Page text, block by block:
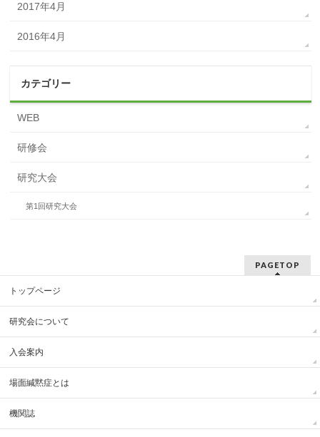
2017年4月
2016年4月
カテゴリー
WEB
研修会
研究大会
第1回研究大会
PAGETOP
トップページ
研究会について
入会案内
場面緘黙症とは
機関誌